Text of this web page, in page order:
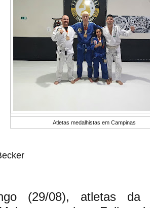
Atletas medalhistas em Campinas
(29/08), atletas da